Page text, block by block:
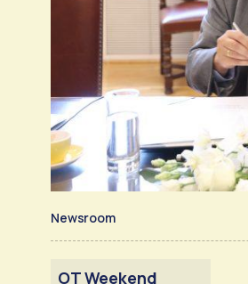
Newsroom
OT Weekend